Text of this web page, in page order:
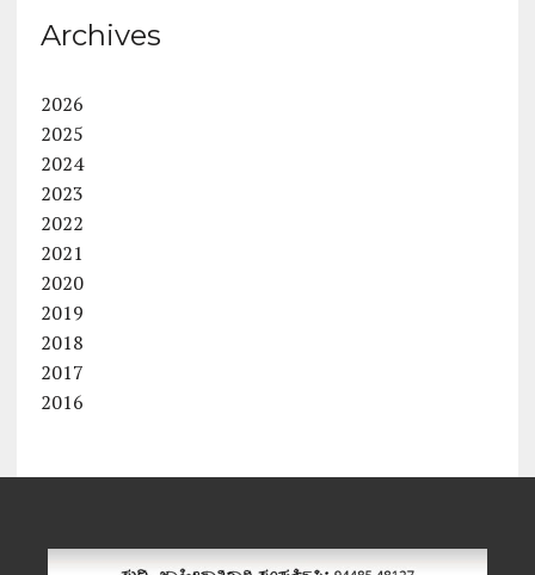
Archives
2026
2025
2024
2023
2022
2021
2020
2019
2018
2017
2016